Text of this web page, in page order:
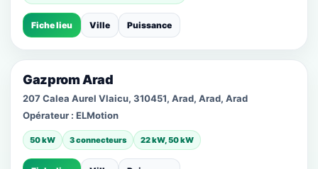
Fiche lieu Ville Puissance
Gazprom Arad
207 Calea Aurel Vlaicu, 310451, Arad, Arad, Arad
Opérateur : ELMotion
50 kW 3 connecteurs 22 kW, 50 kW